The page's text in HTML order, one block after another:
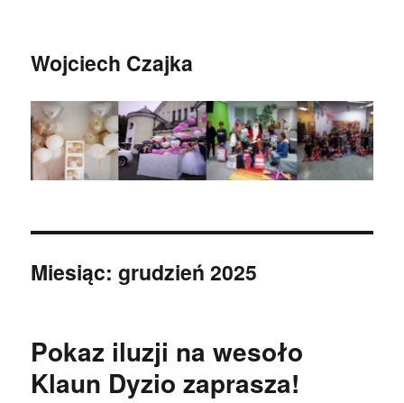
Wojciech Czajka
Miesiąc:grudzień 2025
Pokaz iluzji na wesoło
Klaun Dyzio zaprasza!